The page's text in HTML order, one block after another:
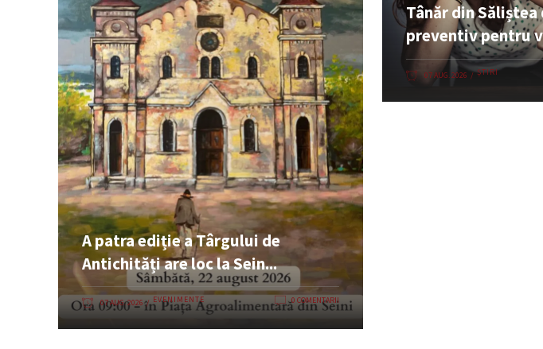
A patra ediție a Târgului de
Antichități are loc la Sein...
07 AUG. 2026 EVENIMENTE 0 COMENTARII
Tânăr din
preventiv pentru
07 AUG. 2026 ȘTIRI